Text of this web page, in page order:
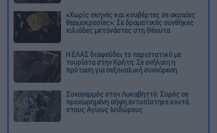
«Χωρίς σκηνές και κουβέρτες σε ακραίες
θερμοκρασίες»: Σε δραματικές συνθήκες
χιλιάδες μετανάστες στη Θέουτα
Η ΕΛΑΣ διαψεύδει το περιστατικό με
τουρίστα στην Κρήτη: Σε ενήλικη η
πρόταση για σεξουαλική συνεύρεση
Συναγερμός στον Λυκαβηττό: Σορός σε
προχωρημένη σήψη εντοπίστηκε κοντά
στους Αγίους Ισιδώρους